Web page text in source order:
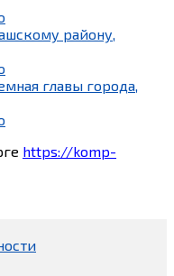
району,
главы города,
https://komp-